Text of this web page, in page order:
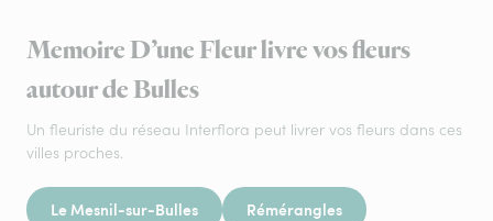
Memoire D’une Fleur livre vos fleurs
autour de Bulles
Un fleuriste du réseau Interflora peut livrer vos fleurs dans ces
villes proches.
Le Mesnil-sur-Bulles Rémérangles